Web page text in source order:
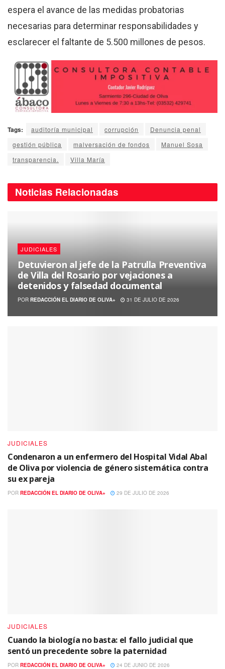
espera el avance de las medidas probatorias
necesarias para determinar responsabilidades y
esclarecer el faltante de 5.500 millones de pesos.
Tags: auditoría municipal corrupción
Denuncia penal
gestión pública
malversación de fondos
Manuel Sosa
transparencia.
Villa María
Noticias Relacionadas
JUDICIALES
Detuvieron al jefe de la Patrulla Preventiva
de Villa del Rosario por vejaciones a
detenidos y falsedad documental
POR REDACCIÓN EL DIARIO DE OLIVA+ 31 DE JULIO DE 2026
JUDICIALES
Condenaron a un enfermero del Hospital Vidal Abal
de Oliva por violencia de género sistemática contra
su ex pareja
POR REDACCIÓN EL DIARIO DE OLIVA+ 29 DE JULIO DE 2026
JUDICIALES
Cuando la biología no basta: el fallo judicial que
sentó un precedente sobre la paternidad
POR REDACCIÓN EL DIARIO DE OLIVA+ 24 DE JUNIO DE 2026